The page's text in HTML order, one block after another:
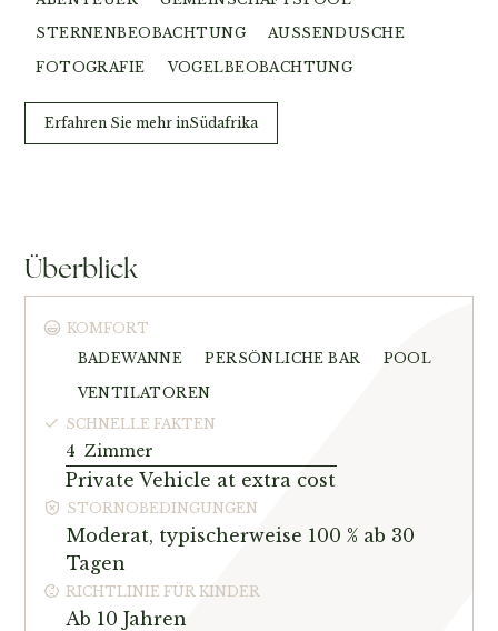
STERNENBEOBACHTUNG AUSSENDUSCHE
FOTOGRAFIE VOGELBEOBACHTUNG
Erfahren Sie mehr inSüdafrika
Überblick
KOMFORT
BADEWANNE
PERSÖNLICHE BAR POOL
VENTILATOREN
SCHNELLE FAKTEN
4 Zimmer
Private Vehicle at extra cost
STORNOBEDINGUNGEN
Moderat, typischerweise 100 % ab 30
Tagen
RICHTLINIE FÜR KINDER
Ab 10 Jahren